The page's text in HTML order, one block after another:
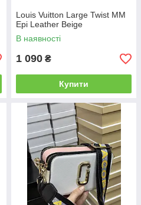
Louis Vuitton Large Twist MM
Epi Leather Beige
В наявності
1 090 ₴
Купити